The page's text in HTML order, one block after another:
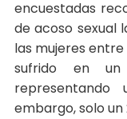
encuestadas
de acoso sexual
las mujeres entre
sufrido en un
embargo, solo